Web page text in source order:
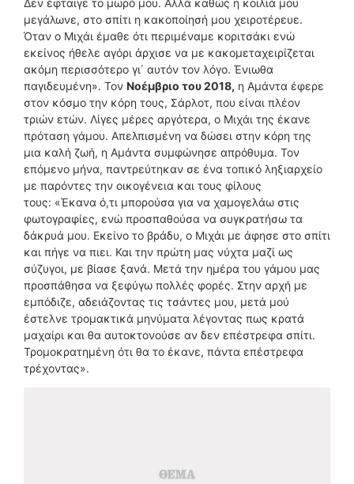
Δεν έφταιγε το μωρό μου. Αλλά καθώς η κοιλιά μου
μεγάλωνε, στο σπίτι η κακοποίησή μου χειροτέρευε.
Όταν ο Μιχάι έμαθε ότι περιμέναμε κοριτσάκι ενώ
εκείνος ήθελε αγόρι άρχισε να με κακομεταχειρίζεται
ακόμη περισσότερο γι΄ αυτόν τον λόγο. Ένιωθα
παγιδευμένη». Τον Νοέμβριο του 2018, η Αμάντα έφερε
στον κόσμο την κόρη τους, Σάρλοτ, που είναι πλέον
τριών ετών. Λίγες μέρες αργότερα, ο Μιχάι της έκανε
πρόταση γάμου. Απελπισμένη να δώσει στην κόρη της
μια καλή ζωή, η Αμάντα συμφώνησε απρόθυμα. Τον
επόμενο μήνα, παντρεύτηκαν σε ένα τοπικό ληξιαρχείο
με παρόντες την οικογένεια και τους φίλους
τους: «Έκανα ό,τι μπορούσα για να χαμογελάω στις
φωτογραφίες, ενώ προσπαθούσα να συγκρατήσω τα
δάκρυά μου. Εκείνο το βράδυ, ο Μιχάι με άφησε στο σπίτι
και πήγε να πιει. Και την πρώτη μας νύχτα μαζί ως
σύζυγοι, με βίασε ξανά. Μετά την ημέρα του γάμου μας
προσπάθησα να ξεφύγω πολλές φορές. Στην αρχή με
εμπόδιζε, αδειάζοντας τις τσάντες μου, μετά μού
έστελνε τρομακτικά μηνύματα λέγοντας πως κρατά
μαχαίρι και θα αυτοκτονούσε αν δεν επέστρεφα σπίτι.
Τρομοκρατημένη ότι θα το έκανε, πάντα επέστρεφα
τρέχοντας».